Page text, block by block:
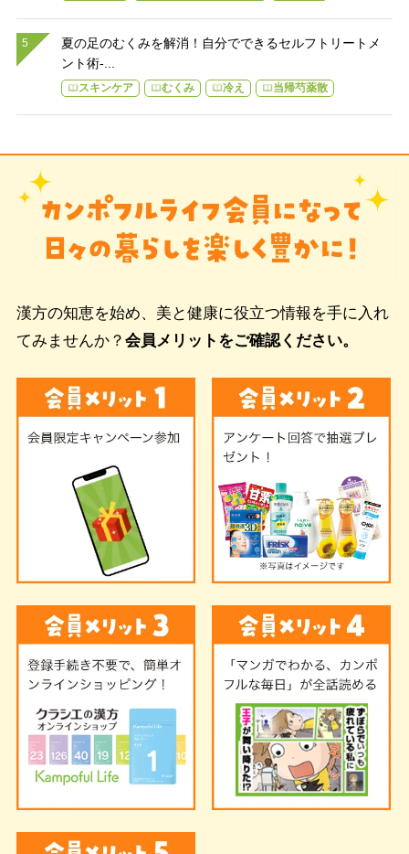
夏の足のむくみを解消！自分でできるセルフトリートメ
ント術-...
スキンケア むくみ 冷え 当帰芍薬散
漢方の知恵を始め、美と健康に役立つ情報を手に入れ
てみませんか？ 会員メリットをご確認ください。